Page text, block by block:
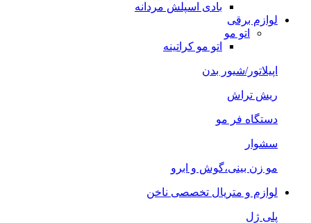
بادی اسپلش مردانه
لوازم برقی
اتو مو
اتو مو کراتینه
اپیلاتور/شیور بدن
ریش تراش
دستگاه فر مو
سشوار
مو زن بینی،گوش و ابرو
لوازم و متریال تخصصی ناخن
پلی ژل